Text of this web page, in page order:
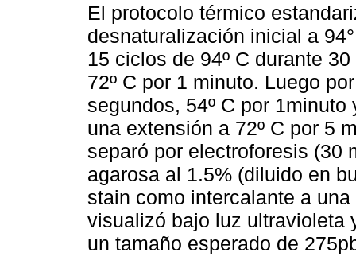
El protocolo térmico
desnaturalización inicial a
15 ciclos de 94º C durante
72º C por 1 minuto. Luego
segundos, 54º C por
una extensión a 72º C por 5
separó por electroforesis (30
agarosa al 1.5% (diluido en
stain como intercalante a
visualizó bajo luz ultravioleta
un tamaño esperado de